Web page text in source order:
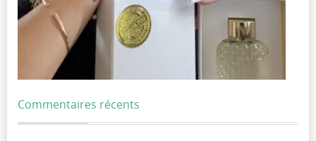
Commentaires récents